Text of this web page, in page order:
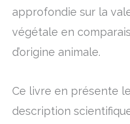
approfondie sur la
végétale en
d’origine animale.
Ce livre en présente
description